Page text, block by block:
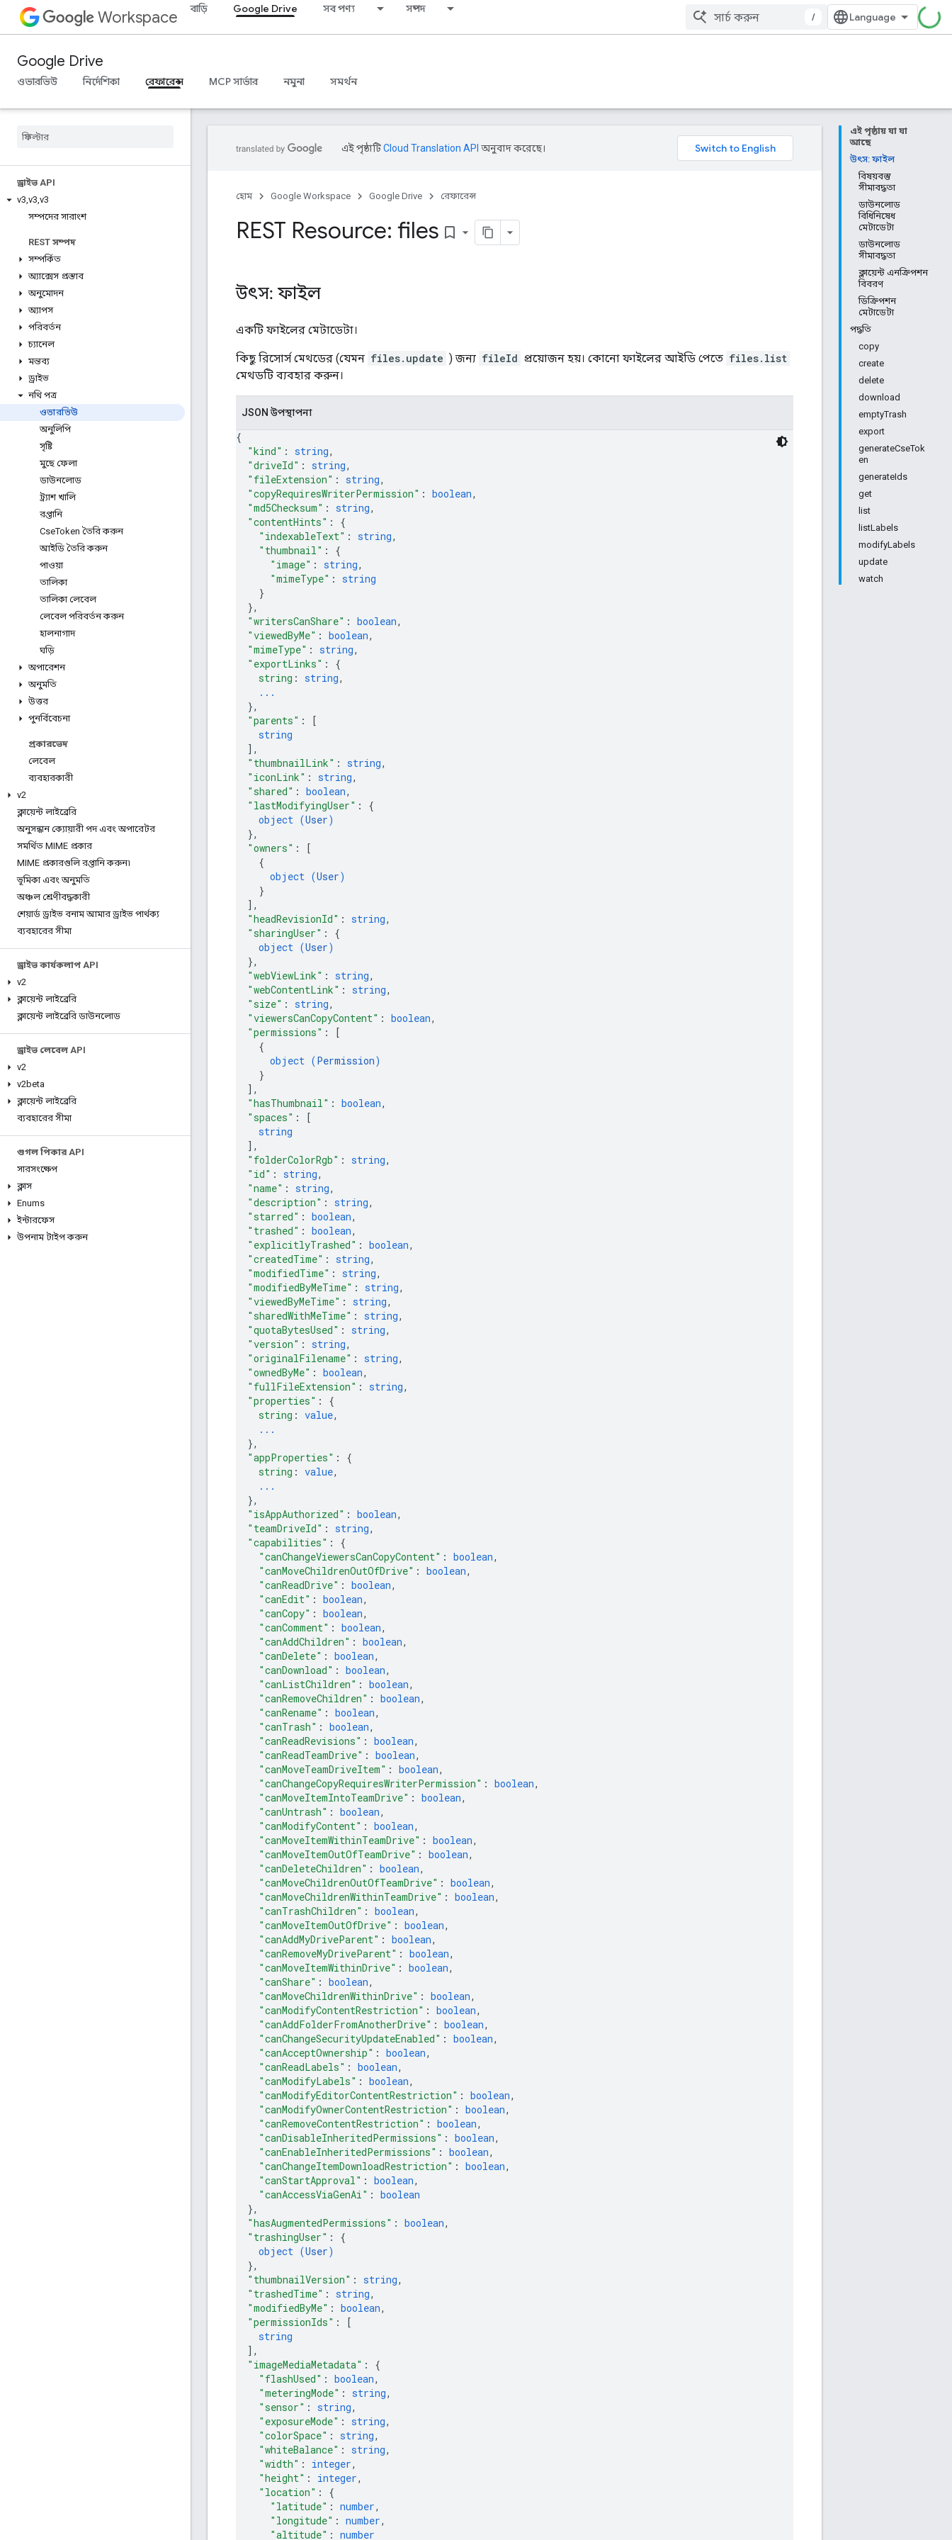
Workspace বাড়ি Google Drive সব পণ্য সম্পদ
/
Google Drive
ওভারভিউ নির্দেশিকা রেফারেন্স MCP সার্ভার নমুনা সমর্থন
ড্রাইভ API
v3,v3,v3
সম্পদের সারাংশ
REST সম্পদ
সম্পর্কিত
অ্যাক্সেস প্রস্তাব
অনুমোদন
অ্যাপস
পরিবর্তন
চ্যানেল
মন্তব্য
ড্রাইভ
নথি পত্র
ওভারভিউ
অনুলিপি
সৃষ্টি
মুছে ফেলা
ডাউনলোড
ট্র্যাশ খালি
রপ্তানি
CseToken তৈরি করুন
আইডি তৈরি করুন
পাওয়া
তালিকা
তালিকা লেবেল
লেবেল পরিবর্তন করুন
হালনাগাদ
ঘড়ি
অপারেশন
অনুমতি
উত্তর
পুনর্বিবেচনা
প্রকারভেদ
লেবেল
ব্যবহারকারী
v2
ক্লায়েন্ট লাইব্রেরি
অনুসন্ধান ক্যোয়ারী পদ এবং অপারেটর
সমর্থিত MIME প্রকার
MIME প্রকারগুলি রপ্তানি করুন৷
ভূমিকা এবং অনুমতি
অঞ্চল শ্রেণীবদ্ধকারী
শেয়ার্ড ড্রাইভ বনাম আমার ড্রাইভ পার্থক্য
ব্যবহারের সীমা
ড্রাইভ কার্যকলাপ API
v2
ক্লায়েন্ট লাইব্রেরি
ক্লায়েন্ট লাইব্রেরি ডাউনলোড
ড্রাইভ লেবেল API
v2
v2beta
ক্লায়েন্ট লাইব্রেরি
ব্যবহারের সীমা
গুগল পিকার API
সারসংক্ষেপ
ক্লাস
Enums
ইন্টারফেস
উপনাম টাইপ করুন
এই পৃষ্ঠায় যা যা
আছে
উৎস: ফাইল
বিষয়বস্তু
সীমাবদ্ধতা
ডাউনলোড
বিধিনিষেধ
মেটাডেটা
ডাউনলোড
সীমাবদ্ধতা
ক্লায়েন্ট এনক্রিপশন
বিবরণ
ডিক্রিপশন
মেটাডেটা
পদ্ধতি
copy
create
delete
download
emptyTrash
export
generateCseTok
en
generateIds
get
list
listLabels
modifyLabels
update
watch
এই পৃষ্ঠাটিCloud Translation API অনুবাদ করেছে।
হোম Google Workspace Google Drive রেফারেন্স
REST Resource: files bookmark_border
উৎস: ফাইল
একটি ফাইলের মেটাডেটা।
কিছু রিসোর্স মেথডের (যেমন files.update ) জন্য fileId প্রয়োজন হয়। কোনো ফাইলের আইডি পেতে files.list
মেথডটি ব্যবহার করুন।
JSON উপস্থাপনা
{
"kind" : string,
"driveId" : string,
"fileExtension" : string,
"copyRequiresWriterPermission" : boolean,
"md5Checksum" : string,
"contentHints" : {
"indexableText" : string,
"thumbnail" : {
"image" : string,
"mimeType" : string
}
},
"writersCanShare" : boolean,
"viewedByMe" : boolean,
"mimeType" : string,
"exportLinks" : {
string : string,
...
},
"parents" :
[
string
] ,
"thumbnailLink" : string,
"iconLink" : string,
"shared" : boolean,
"lastModifyingUser" : {
object (User)
},
"owners" :
[
{
object (User)
}
] ,
"headRevisionId" : string,
"sharingUser" : {
object (User)
},
"webViewLink" : string,
"webContentLink" : string,
"size" : string,
"viewersCanCopyContent" : boolean,
"permissions" :
[
{
object (Permission)
}
] ,
"hasThumbnail" : boolean,
"spaces" :
[
string
] ,
"folderColorRgb" : string,
"id" : string,
"name" : string,
"description" : string,
"starred" : boolean,
"trashed" : boolean,
"explicitlyTrashed" : boolean,
"createdTime" : string,
"modifiedTime" : string,
"modifiedByMeTime" : string,
"viewedByMeTime" : string,
"sharedWithMeTime" : string,
"quotaBytesUsed" : string,
"version" : string,
"originalFilename" : string,
"ownedByMe" : boolean,
"fullFileExtension" : string,
"properties" : {
string : value,
...
},
"appProperties" : {
string : value,
...
},
"isAppAuthorized" : boolean,
"teamDriveId" : string,
"capabilities" : {
"canChangeViewersCanCopyContent" : boolean,
"canMoveChildrenOutOfDrive" : boolean,
"canReadDrive" : boolean,
"canEdit" : boolean,
"canCopy" : boolean,
"canComment" : boolean,
"canAddChildren" : boolean,
"canDelete" : boolean,
"canDownload" : boolean,
"canListChildren" : boolean,
"canRemoveChildren" : boolean,
"canRename" : boolean,
"canTrash" : boolean,
"canReadRevisions" : boolean,
"canReadTeamDrive" : boolean,
"canMoveTeamDriveItem" : boolean,
"canChangeCopyRequiresWriterPermission" : boolean,
"canMoveItemIntoTeamDrive" : boolean,
"canUntrash" : boolean,
"canModifyContent" : boolean,
"canMoveItemWithinTeamDrive" : boolean,
"canMoveItemOutOfTeamDrive" : boolean,
"canDeleteChildren" : boolean,
"canMoveChildrenOutOfTeamDrive" : boolean,
"canMoveChildrenWithinTeamDrive" : boolean,
"canTrashChildren" : boolean,
"canMoveItemOutOfDrive" : boolean,
"canAddMyDriveParent" : boolean,
"canRemoveMyDriveParent" : boolean,
"canMoveItemWithinDrive" : boolean,
"canShare" : boolean,
"canMoveChildrenWithinDrive" : boolean,
"canModifyContentRestriction" : boolean,
"canAddFolderFromAnotherDrive" : boolean,
"canChangeSecurityUpdateEnabled" : boolean,
"canAcceptOwnership" : boolean,
"canReadLabels" : boolean,
"canModifyLabels" : boolean,
"canModifyEditorContentRestriction" : boolean,
"canModifyOwnerContentRestriction" : boolean,
"canRemoveContentRestriction" : boolean,
"canDisableInheritedPermissions" : boolean,
"canEnableInheritedPermissions" : boolean,
"canChangeItemDownloadRestriction" : boolean,
"canStartApproval" : boolean,
"canAccessViaGenAi" : boolean
},
"hasAugmentedPermissions" : boolean,
"trashingUser" : {
object (User)
},
"thumbnailVersion" : string,
"trashedTime" : string,
"modifiedByMe" : boolean,
"permissionIds" :
[
string
] ,
"imageMediaMetadata" : {
"flashUsed" : boolean,
"meteringMode" : string,
"sensor" : string,
"exposureMode" : string,
"colorSpace" : string,
"whiteBalance" : string,
"width" : integer,
"height" : integer,
"location" : {
"latitude" : number,
"longitude" : number,
"altitude" : number